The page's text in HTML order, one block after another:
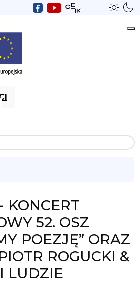
KONCERT
52. OSZ
POEZJĘ” ORAZ
ROGUCKI &
LUDZIE